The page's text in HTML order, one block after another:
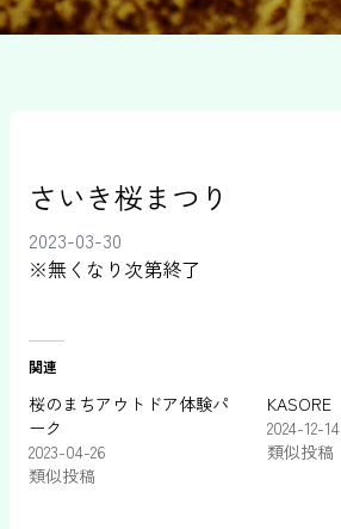
さいき桜まつり
2023-03-30
※無くなり次第終了
関連
桜のまちアウトドア体験パ
ーク
2023-04-26
類似投稿
KASORE
2024-12-14
類似投稿